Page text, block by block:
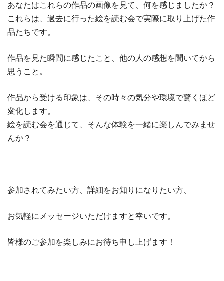
あなたはこれらの作品の画像を見て、何を感じましたか？
これらは、過去に行った絵を読む会で実際に取り上げた作
品たちです。
作品を見た瞬間に感じたこと、他の人の感想を聞いてから
思うこと。
作品から受ける印象は、その時々の気分や環境で驚くほど
変化します。
絵を読む会を通じて、そんな体験を一緒に楽しんでみませ
んか？
参加されてみたい方、詳細をお知りになりたい方、
お気軽にメッセージいただけますと幸いです。
皆様のご参加を楽しみにお待ち申し上げます！